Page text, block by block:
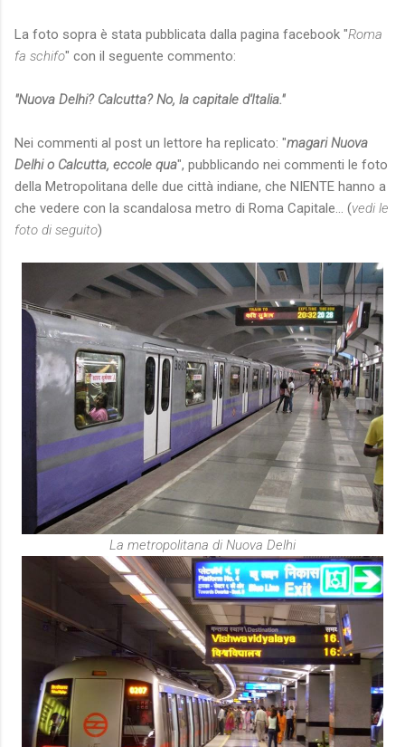
La foto sopra è stata pubblicata dalla pagina facebook "Roma
fa schifo" con il seguente commento:
"Nuova Delhi? Calcutta? No, la capitale d'Italia."
Nei commenti al post un lettore ha replicato: "magari Nuova
Delhi o Calcutta, eccole qua", pubblicando nei commenti le foto
della Metropolitana delle due città indiane, che NIENTE hanno a
che vedere con la scandalosa metro di Roma Capitale... (vedi le
foto di seguito)
La metropolitana di Nuova Delhi